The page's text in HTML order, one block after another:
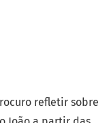
refletir sobre